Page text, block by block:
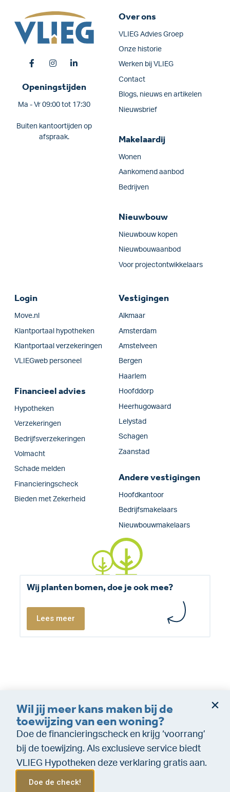
Openingstijden
Ma - Vr 09:00 tot 17:30
Buiten kantoortijden op
afspraak.
Over ons
VLIEG Advies Groep
Onze historie
Werken bij VLIEG
Contact
Blogs, nieuws en artikelen
Nieuwsbrief
Makelaardij
Wonen
Aankomend aanbod
Bedrijven
Nieuwbouw
Nieuwbouw kopen
Nieuwbouwaanbod
Voor projectontwikkelaars
Login
Move.nl
Klantportaal hypotheken
Klantportaal verzekeringen
VLIEGweb personeel
Financieel advies
Hypotheken
Verzekeringen
Bedrijfs­verzekeringen
Volmacht
Schade melden
Financieringscheck
Bieden met Zekerheid
Vestigingen
Alkmaar
Amsterdam
Amstelveen
Bergen
Haarlem
Hoofddorp
Heerhugowaard
Lelystad
Schagen
Zaanstad
Andere vestigingen
Hoofdkantoor
Bedrijfsmakelaars
Nieuwbouwmakelaars
Wij planten bomen, doe je ook mee?
Lees meer
Dienstverleningsvoorwaarden
Disclaimer
Cookie policy
Privacy (makelaardij)
Privacy (Financiële dienstverlening)
WeTransfer
Wil jij meer kans maken bij de
toewijzing van een woning?
Doe de financieringscheck en krijg ‘voorrang’
bij de toewijzing. Als exclusieve service biedt
VLIEG Hypotheken deze verklaring gratis aan.
Doe de check!